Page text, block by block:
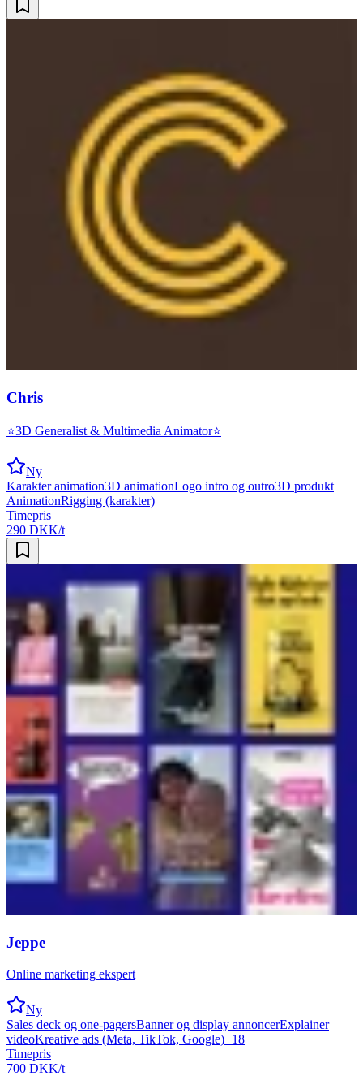
Chris
⭐3D Generalist & Multimedia Animator⭐
Ny
Karakter animation3D animationLogo intro og outro3D produkt
AnimationRigging (karakter)
Timepris
290 DKK/t
Jeppe
Online marketing ekspert
Ny
Sales deck og one-pagersBanner og display annoncerExplainer
videoKreative ads (Meta, TikTok, Google)+18
Timepris
700 DKK/t